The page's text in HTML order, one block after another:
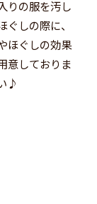
りの服を汚し
しの際に、
ほぐしの効果
意しておりま
♪